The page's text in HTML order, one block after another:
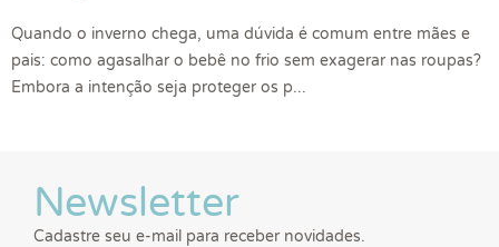
Quando o inverno chega, uma dúvida é comum entre mães e
pais: como agasalhar o bebê no frio sem exagerar nas roupas?
Embora a intenção seja proteger os p...
Newsletter
Cadastre seu e-mail para receber novidades.